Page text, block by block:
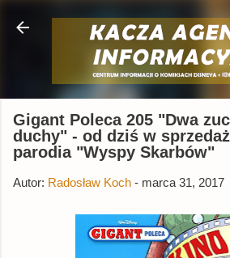
Przejdź do głównej
Gigant Poleca 205 "Dwa
duchy" - od dziś w
parodia "Wyspy Skarbów"
Autor: Radosław Koch - marca 31, 2017